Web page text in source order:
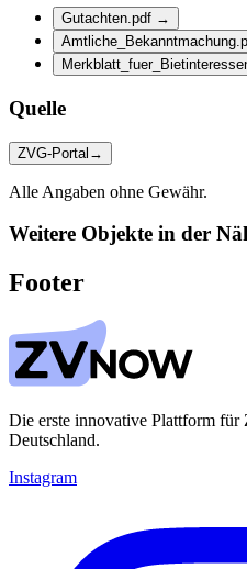
Gutachten.pdf →
Quelle
ZVG-Portal →
Alle Angaben ohne Gewähr.
Weitere Objekte in der
Footer
Die erste innovative Plattform für
Deutschland.
Instagram